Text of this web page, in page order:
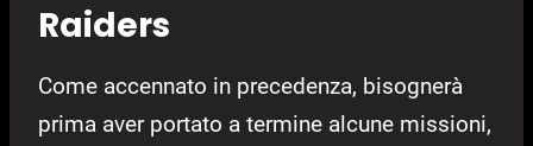
Raiders
Come accennato in precedenza, bisognerà
prima aver portato a termine alcune missioni,